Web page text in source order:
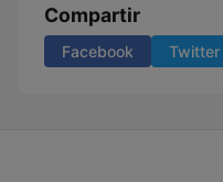
Compartir
Facebook Twitter